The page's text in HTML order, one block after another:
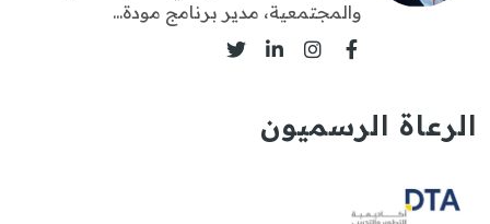
والمجتمعية، مدير برنامج مودة...
الرعاة الرسميون